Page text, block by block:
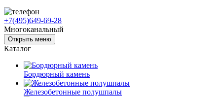
+7(495)649-69-28
Многоканальный
Открыть меню
Каталог
Бордюрный камень
Железобетонные полушпалы